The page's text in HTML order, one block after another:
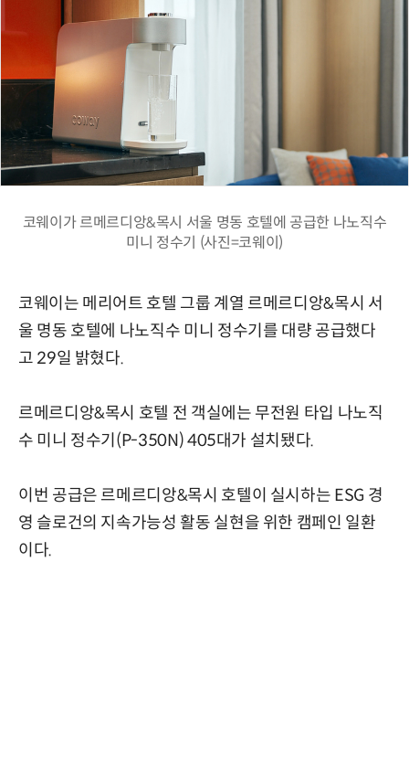
코웨이가 르메르디앙&목시 서울 명동 호텔에 공급한 나노직수
미니 정수기 (사진=코웨이)
코웨이는 메리어트 호텔 그룹 계열 르메르디앙&목시 서
울 명동 호텔에 나노직수 미니 정수기를 대량 공급했다
고 29일 밝혔다.
르메르디앙&목시 호텔 전 객실에는 무전원 타입 나노직
수 미니 정수기(P-350N) 405대가 설치됐다.
이번 공급은 르메르디앙&목시 호텔이 실시하는 ESG 경
영 슬로건의 지속가능성 활동 실현을 위한 캠페인 일환
이다.